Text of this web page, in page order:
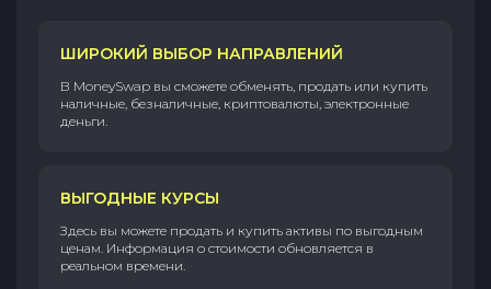
ШИРОКИЙ ВЫБОР НАПРАВЛЕНИЙ
В MoneySwap вы сможете обменять, продать или купить
наличные, безналичные, криптовалюты, электронные
деньги.
ВЫГОДНЫЕ КУРСЫ
Здесь вы можете продать и купить активы по выгодным
ценам. Информация о стоимости обновляется в
реальном времени.